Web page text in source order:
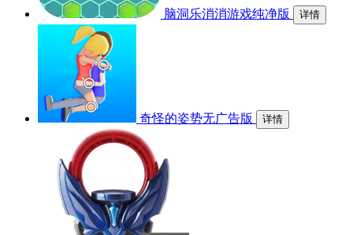
脑洞乐消消游戏纯净版 详情
奇怪的姿势无广告版 详情